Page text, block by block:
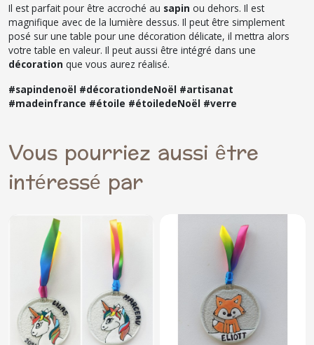
Il est parfait pour être accroché au sapin ou dehors. Il est
magnifique avec de la lumière dessus. Il peut être simplement
posé sur une table pour une décoration délicate, il mettra alors
votre table en valeur. Il peut aussi être intégré dans une
décoration que vous aurez réalisé.
#sapindenoël #décorationdeNoël #artisanat
#madeinfrance #étoile #étoiledeNoël #verre
Vous pourriez aussi être
intéressé par